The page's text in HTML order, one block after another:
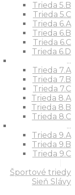
Trieda 5.B
Trieda 5.C
Trieda 6.A
Trieda 6.B
Trieda 6.C
Trieda 6.D
...
Trieda 7.A
Trieda 7.B
Trieda 7.C
Trieda 8.A
Trieda 8.B
Trieda 8.C
...
Trieda 9.A
Trieda 9.B
Trieda 9.C
Športové triedy
Sieň Slávy